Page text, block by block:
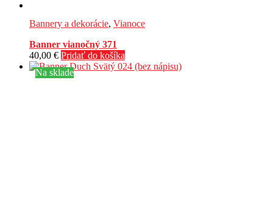
Bannery a dekorácie, Vianoce
Banner vianočný 371
40,00 € Pridať do košíka
Na sklade